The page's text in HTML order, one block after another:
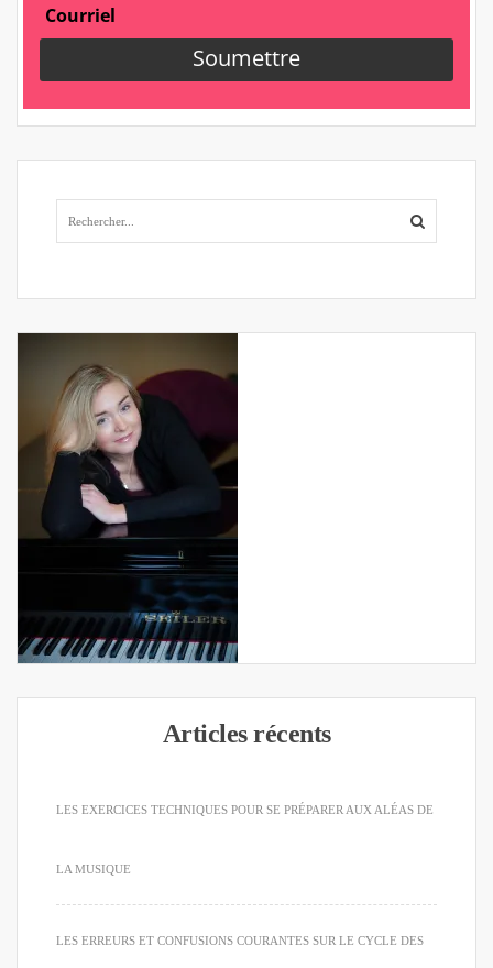
Articles récents
LES EXERCICES TECHNIQUES POUR SE PRÉPARER AUX ALÉAS DE
LA MUSIQUE
LES ERREURS ET CONFUSIONS COURANTES SUR LE CYCLE DES